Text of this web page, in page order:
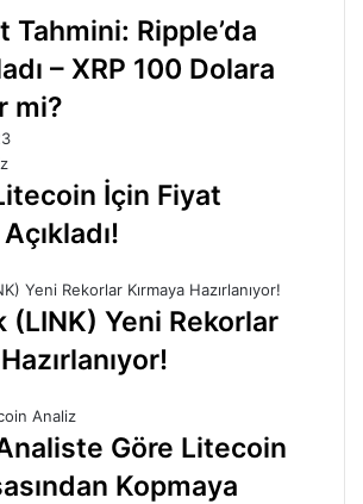
Tahmini: Ripple’da
– XRP 100 Dolara
mi?
İçin Fiyat
(LINK) Yeni Rekorlar
Göre Litecoin
Kopmaya